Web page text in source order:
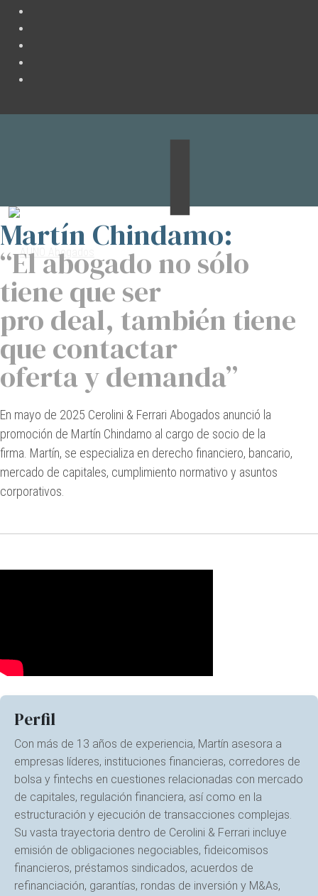
Martín Chindamo:
“El abogado no sólo
tiene que ser
pro deal, también tiene
que contactar
oferta y demanda”
En mayo de 2025 Cerolini & Ferrari Abogados anunció la
promoción de Martín Chindamo al cargo de socio de la
firma. Martín, se especializa en derecho financiero, bancario,
mercado de capitales, cumplimiento normativo y asuntos
corporativos.
Perfil
Con más de 13 años de experiencia, Martín asesora a
empresas líderes, instituciones financieras, corredores de
bolsa y fintechs en cuestiones relacionadas con mercado
de capitales, regulación financiera, así como en la
estructuración y ejecución de transacciones complejas.
Su vasta trayectoria dentro de Cerolini & Ferrari incluye
emisión de obligaciones negociables, fideicomisos
financieros, préstamos sindicados, acuerdos de
refinanciación, garantías, rondas de inversión y M&As,